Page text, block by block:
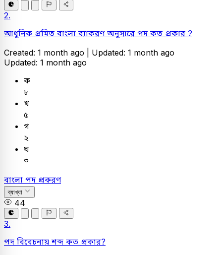
2.
আধুনিক প্রমিত বাংলা ব্যাকরণ অনুসারে পদ কত প্রকার ?
Created: 1 month ago | Updated: 1 month ago
Updated: 1 month ago
ক
৮
খ
৫
গ
২
ঘ
৩
বাংলা পদ প্রকরণ
ব্যাখ্যা
44
3.
পদ বিবেচনায় শব্দ কত প্রকার?